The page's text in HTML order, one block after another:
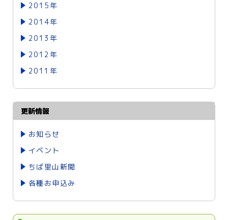
2015年
2014年
2013年
2012年
2011年
更新情報
お知らせ
イベント
ちば里山新聞
各種お申込み